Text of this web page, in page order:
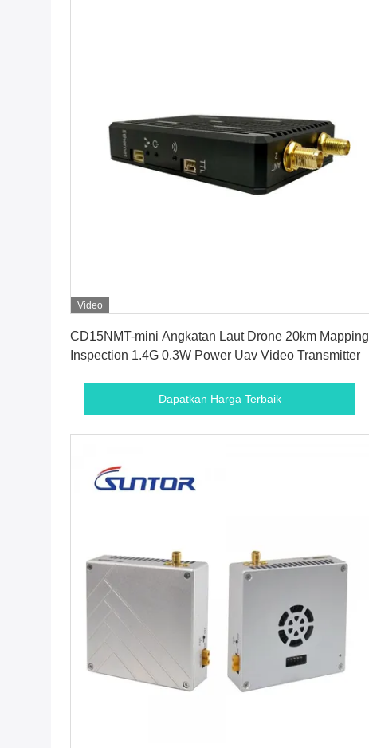
Video
CD15NMT-mini Angkatan Laut Drone 20km Mapping
Inspection 1.4G 0.3W Power Uav Video Transmitter
Dapatkan Harga Terbaik